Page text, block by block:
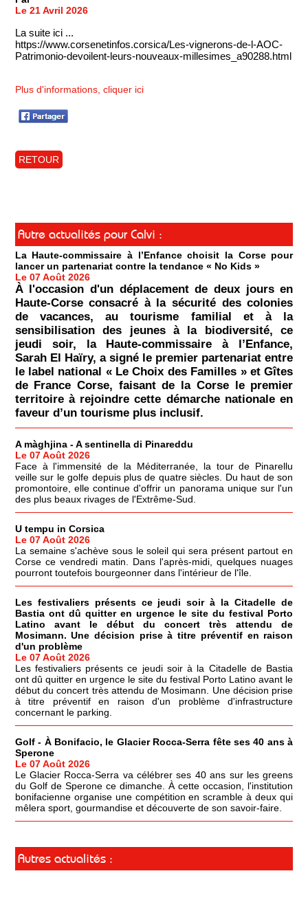
Le 21 Avril 2026
La suite ici ...
https://www.corsenetinfos.corsica/Les-vignerons-de-l-AOC-
Patrimonio-devoilent-leurs-nouveaux-millesimes_a90288.html
Plus d'informations, cliquer ici
RETOUR
Autre actualités pour Calvi :
La Haute-commissaire à l’Enfance choisit la Corse pour
lancer un partenariat contre la tendance « No Kids »
Le 07 Août 2026
À l'occasion d'un déplacement de deux jours en
Haute-Corse consacré à la sécurité des colonies
de vacances, au tourisme familial et à la
sensibilisation des jeunes à la biodiversité, ce
jeudi soir, la Haute-commissaire à l’Enfance,
Sarah El Haïry, a signé le premier partenariat entre
le label national « Le Choix des Familles » et Gîtes
de France Corse, faisant de la Corse le premier
territoire à rejoindre cette démarche nationale en
faveur d’un tourisme plus inclusif.
A màghjina - A sentinella di Pinareddu
Le 07 Août 2026
Face à l'immensité de la Méditerranée, la tour de Pinarellu
veille sur le golfe depuis plus de quatre siècles. Du haut de son
promontoire, elle continue d'offrir un panorama unique sur l'un
des plus beaux rivages de l'Extrême-Sud.
U tempu in Corsica
Le 07 Août 2026
La semaine s'achève sous le soleil qui sera présent partout en
Corse ce vendredi matin. Dans l'après-midi, quelques nuages
pourront toutefois bourgeonner dans l'intérieur de l'île.
Les festivaliers présents ce jeudi soir à la Citadelle de
Bastia ont dû quitter en urgence le site du festival Porto
Latino avant le début du concert très attendu de
Mosimann. Une décision prise à titre préventif en raison
d'un problème
Le 07 Août 2026
Les festivaliers présents ce jeudi soir à la Citadelle de Bastia
ont dû quitter en urgence le site du festival Porto Latino avant le
début du concert très attendu de Mosimann. Une décision prise
à titre préventif en raison d'un problème d'infrastructure
concernant le parking.
Golf - À Bonifacio, le Glacier Rocca-Serra fête ses 40 ans à
Sperone
Le 07 Août 2026
Le Glacier Rocca-Serra va célébrer ses 40 ans sur les greens
du Golf de Sperone ce dimanche. À cette occasion, l'institution
bonifacienne organise une compétition en scramble à deux qui
mêlera sport, gourmandise et découverte de son savoir-faire.
Autres actualités :